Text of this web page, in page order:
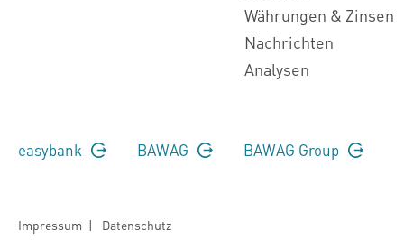
Währungen & Zinsen
Nachrichten
Analysen
easybank BAWAG BAWAG Group
Impressum | Datenschutz